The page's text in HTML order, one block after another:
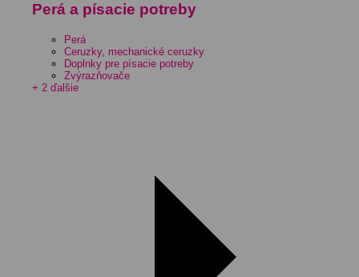
Perá a písacie potreby
Perá
Ceruzky, mechanické ceruzky
Doplnky pre písacie potreby
Zvýrazňovače
+ 2 ďalšie